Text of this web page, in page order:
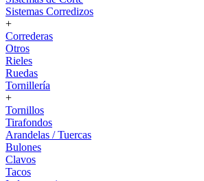
Sistemas Corredizos
+
Correderas
Otros
Rieles
Ruedas
Tornillería
+
Tornillos
Tirafondos
Arandelas / Tuercas
Bulones
Clavos
Tacos